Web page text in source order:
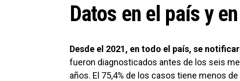
Datos en el país y
Desde el 2021, en todo el país, se
fueron diagnosticados antes de los seis
años. El 75,4% de los casos tiene menos